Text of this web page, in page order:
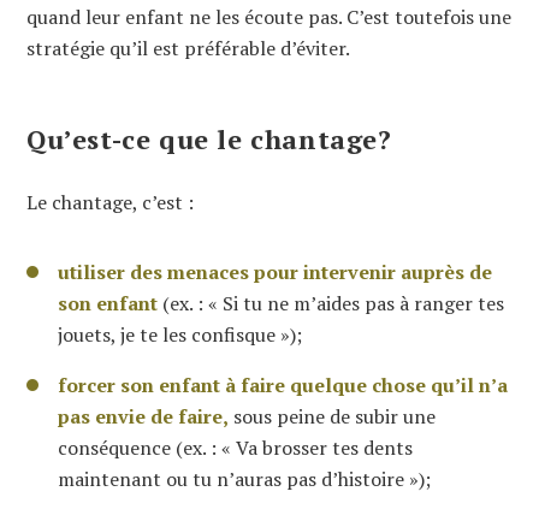
quand leur enfant ne les écoute pas. C’est toutefois une
stratégie qu’il est préférable d’éviter.
Qu’est-ce que le chantage?
Le chantage, c’est :
utiliser des menaces pour intervenir auprès de
son enfant (ex. : « Si tu ne m’aides pas à ranger tes
jouets, je te les confisque »);
forcer son enfant à faire quelque chose qu’il n’a
pas envie de faire, sous peine de subir une
conséquence (ex. : « Va brosser tes dents
maintenant ou tu n’auras pas d’histoire »);